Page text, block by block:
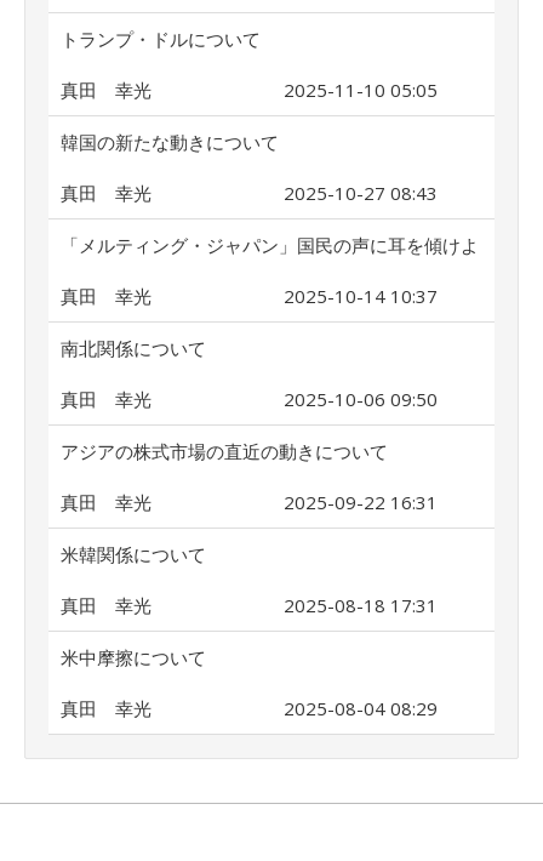
トランプ・ドルについて
真田 幸光 2025-11-10 05:05
韓国の新たな動きについて
真田 幸光 2025-10-27 08:43
「メルティング・ジャパン」国民の声に耳を傾けよ
真田 幸光 2025-10-14 10:37
南北関係について
真田 幸光 2025-10-06 09:50
アジアの株式市場の直近の動きについて
真田 幸光 2025-09-22 16:31
米韓関係について
真田 幸光 2025-08-18 17:31
米中摩擦について
真田 幸光 2025-08-04 08:29